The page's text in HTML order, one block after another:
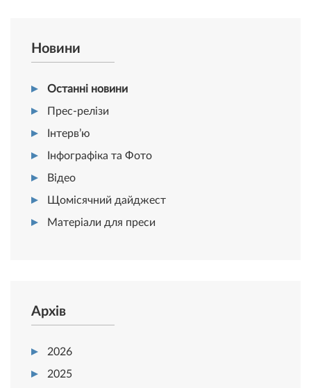
Новини
Останні новини
Прес-релізи
Інтерв’ю
Інфографіка та Фото
Відео
Щомісячний дайджест
Матеріали для преси
Архів
2026
2025